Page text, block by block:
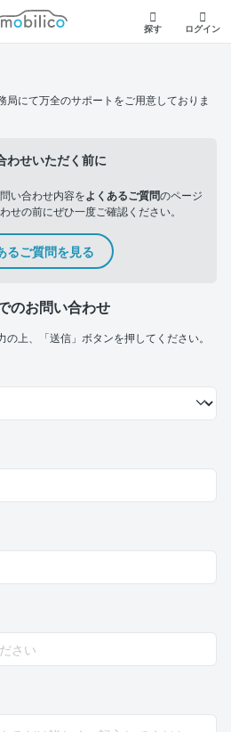
モビリコ
探す ログイン
局にて万全のサポートをご用意しておりま
わせいただく前に
い合わせ内容をよくあるご質問のページ
せの前にぜひ一度ご確認ください。
るご質問を見る
のお問い合わせ
上、「送信」ボタンを押してください。